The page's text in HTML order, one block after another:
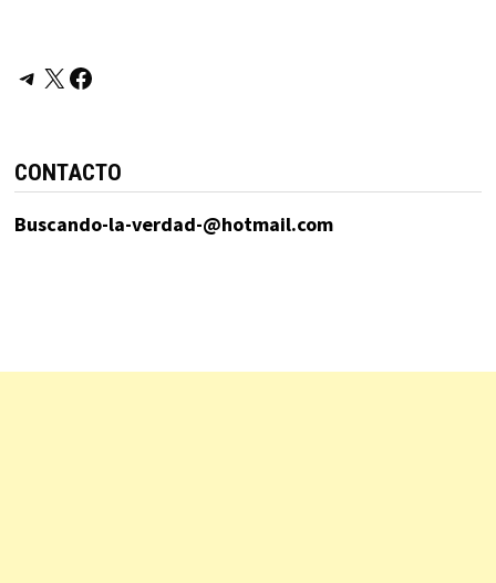
Telegram
X Facebook
CONTACTO
Buscando-la-verdad-@hotmail.com